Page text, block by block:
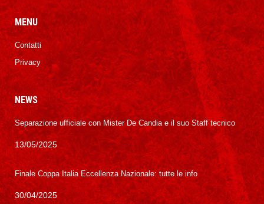
MENU
Contatti
Privacy
NEWS
Separazione ufficiale con Mister De Candia e il suo Staff tecnico
13/05/2025
Finale Coppa Italia Eccellenza Nazionale: tutte le info
30/04/2025